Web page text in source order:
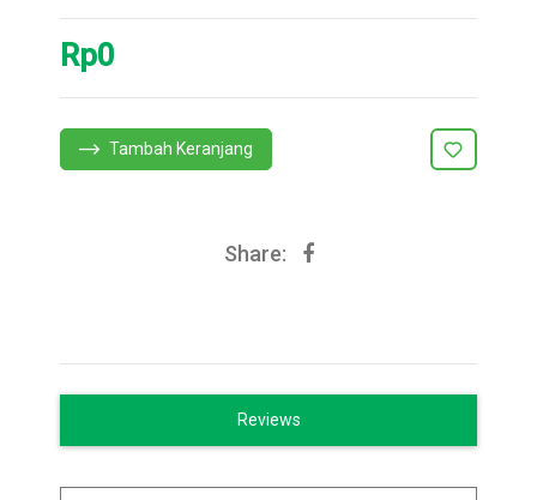
Rp0
Tambah Keranjang
Share:
Reviews